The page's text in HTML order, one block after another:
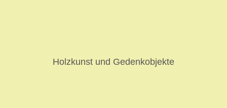
Holzkunst und Gedenkobjekte